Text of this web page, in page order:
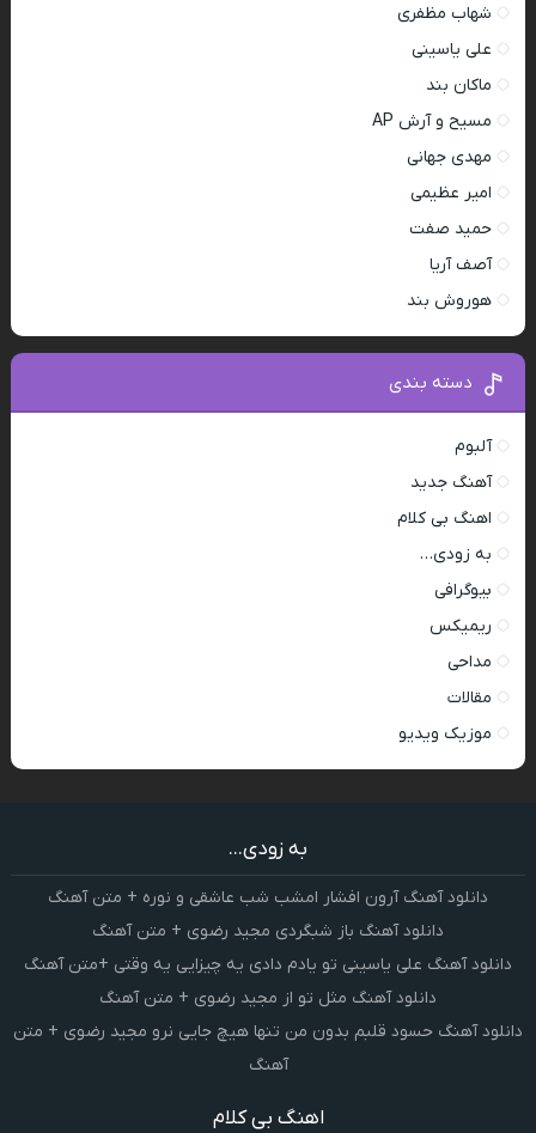
شهاب مظفری
علی یاسینی
ماکان بند
مسیح و آرش AP
مهدی جهانی
امیر عظیمی
حمید صفت
آصف آریا
هوروش بند
دسته بندی
آلبوم
آهنگ جدید
اهنگ بی کلام
به زودی…
بیوگرافی
ریمیکس
مداحی
مقالات
موزیک ویدیو
به زودی...
دانلود آهنگ آرون افشار امشب شب عاشقی و نوره + متن آهنگ
دانلود آهنگ باز شبگردی مجید رضوی + متن آهنگ
دانلود آهنگ علی یاسینی تو یادم دادی یه چیزایی یه وقتی +متن آهنگ
دانلود آهنگ مثل تو از مجید رضوی + متن آهنگ
دانلود آهنگ حسود قلبم بدون من تنها هیچ جایی نرو مجید رضوی + متن
آهنگ
اهنگ بی کلام